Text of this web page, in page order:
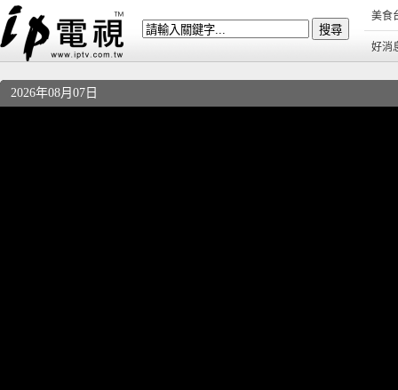
美食
好消
2026年08月07日